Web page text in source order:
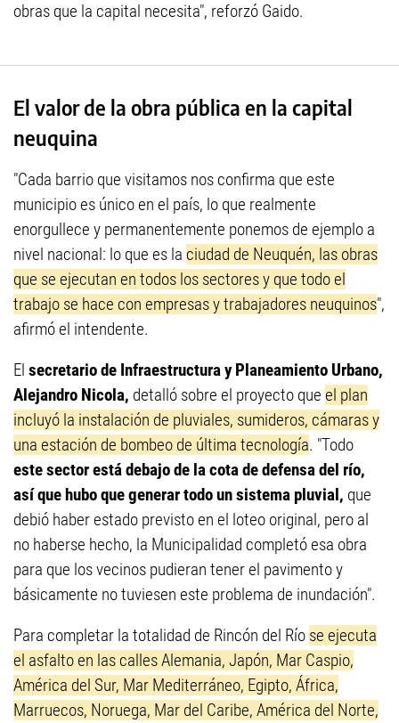
obras que la capital necesita", reforzó Gaido.
El valor de la obra pública en la capital
neuquina
"Cada barrio que visitamos nos confirma que este
municipio es único en el país, lo que realmente
enorgullece y permanentemente ponemos de ejemplo a
nivel nacional: lo que es la ciudad de Neuquén, las obras
que se ejecutan en todos los sectores y que todo el
trabajo se hace con empresas y trabajadores neuquinos",
afirmó el intendente.
El secretario de Infraestructura y Planeamiento Urbano,
Alejandro Nicola, detalló sobre el proyecto que el plan
incluyó la instalación de pluviales, sumideros, cámaras y
una estación de bombeo de última tecnología. "Todo
este sector está debajo de la cota de defensa del río,
así que hubo que generar todo un sistema pluvial, que
debió haber estado previsto en el loteo original, pero al
no haberse hecho, la Municipalidad completó esa obra
para que los vecinos pudieran tener el pavimento y
básicamente no tuviesen este problema de inundación".
Para completar la totalidad de Rincón del Río se ejecuta
el asfalto en las calles Alemania, Japón, Mar Caspio,
América del Sur, Mar Mediterráneo, Egipto, África,
Marruecos, Noruega, Mar del Caribe, América del Norte,